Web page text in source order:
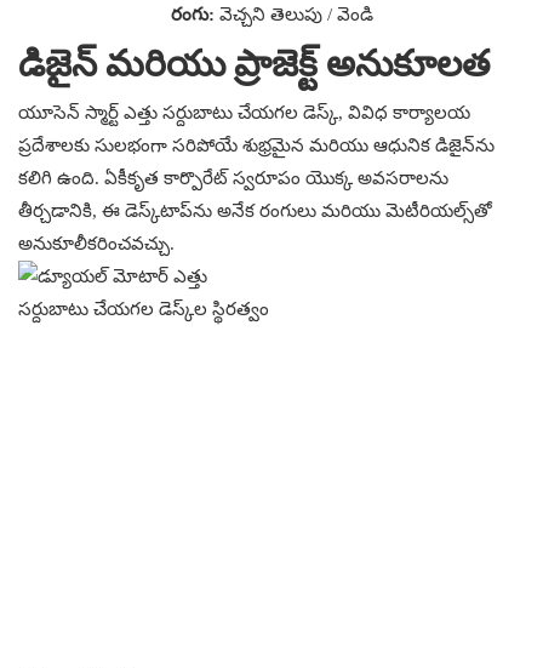
రంగు: వెచ్చని తెలుపు / వెండి
డిజైన్ మరియు ప్రాజెక్ట్ అనుకూలత
యూసెన్ స్మార్ట్ ఎత్తు సర్దుబాటు చేయగల డెస్క్, వివిధ కార్యాలయ
ప్రదేశాలకు సులభంగా సరిపోయే శుభ్రమైన మరియు ఆధునిక డిజైన్‌ను
కలిగి ఉంది. ఏకీకృత కార్పొరేట్ స్వరూపం యొక్క అవసరాలను
తీర్చడానికి, ఈ డెస్క్‌టాప్‌ను అనేక రంగులు మరియు మెటీరియల్స్‌తో
అనుకూలీకరించవచ్చు.